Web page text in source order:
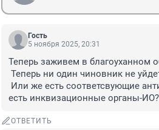
Гость
5 ноября 2025, 20:31
Теперь заживем в благоуханном
есть инквизационные органы-ИО?
ОТВЕТИТЬ